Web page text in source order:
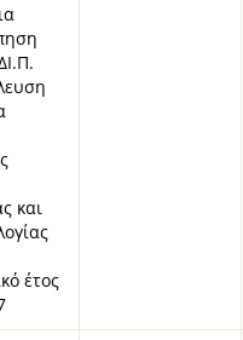
και
έτος